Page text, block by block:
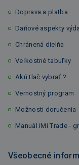
Doprava a platba
Daňové aspekty
Chránená dielňa
Veľkostné tabuľky
Akú tlač vybrať ?
Vernostný program
Možnosti doručenia
Manuál iMi Trade -
Všeobecné